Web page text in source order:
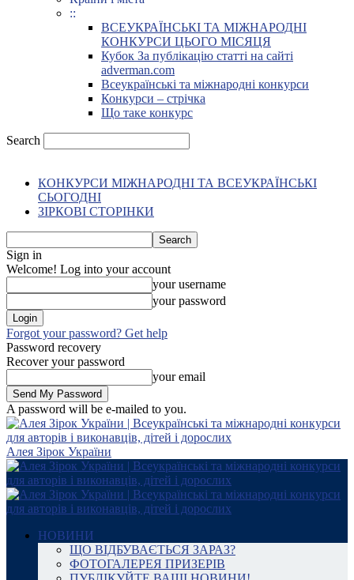
::
ВСЕУКРАЇНСЬКІ ТА МІЖНАРОДНІ
КОНКУРСИ ЦЬОГО МІСЯЦЯ
Кубок За публікацію статті на сайті
adverman.com
Всеукраїнські та міжнародні конкурси
Конкурси – стрічка
Що таке конкурс
Search
КОНКУРСИ МІЖНАРОДНІ ТА ВСЕУКРАЇНСЬКІ
СЬОГОДНІ
ЗІРКОВІ СТОРІНКИ
Sign in
Welcome! Log into your account
your username
your password
Forgot your password? Get help
Password recovery
Recover your password
your email
A password will be e-mailed to you.
Алея Зірок України
НОВИНИ
ЩО ВІДБУВАЄТЬСЯ ЗАРАЗ?
ФОТОГАЛЕРЕЯ ПРИЗЕРІВ